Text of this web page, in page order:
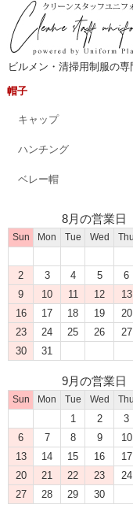
ビルメン・清掃用制服の
帽子
キャップ
ハンチング
ベレー帽
8月の営業日
Sun Mon Tue Wed Thu
2
3 4 5 6
9
10 11 12 13
16
17 18 19 20
23
24 25 26 27
30
31
9月の営業日
Sun Mon Tue Wed Thu
1 2 3
6
7 8 9 10
13
14 15 16 17
20
21 22 23 24
27
28 29 30